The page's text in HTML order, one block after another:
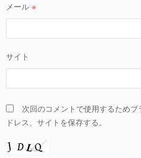
メール ※
サイト
次回のコメントで使用するため
ドレス、サイトを保存する。